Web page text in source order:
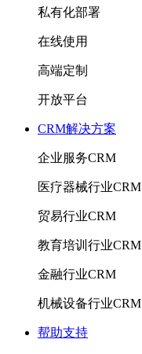
私有化部署
在线使用
高端定制
开放平台
CRM解决方案
企业服务CRM
医疗器械行业CRM
贸易行业CRM
教育培训行业CRM
金融行业CRM
机械设备行业CRM
帮助支持